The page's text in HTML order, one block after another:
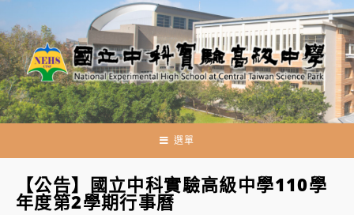
轉
至
主
要
內
選單
【公告】國立中科實驗高級中學110學
年度第2學期行事曆